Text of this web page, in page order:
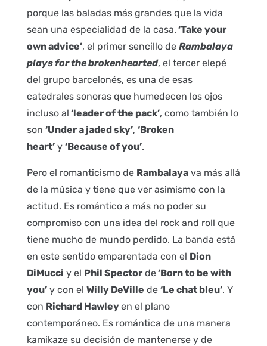
porque las baladas más grandes que la vida
sean una especialidad de la casa. ‘Take your
own advice’, el primer sencillo de Rambalaya
plays for the brokenhearted, el tercer elepé
del grupo barcelonés, es una de esas
catedrales sonoras que humedecen los ojos
incluso al ‘leader of the pack’, como también lo
son ‘Under a jaded sky’, ‘Broken
heart’y ‘Because of you’.
Pero el romanticismo de Rambalayava más allá
de la música y tiene que ver asimismo con la
actitud. Es romántico a más no poder su
compromiso con una idea del rock and roll que
tiene mucho de mundo perdido. La banda está
en este sentido emparentada con el Dion
DiMucci y el Phil Spectorde‘Born to be with
you’y con el Willy DeVille de ‘Le chat bleu’. Y
con Richard Hawleyen el plano
contemporáneo. Es romántica de una manera
kamikaze su decisión de mantenerse y de